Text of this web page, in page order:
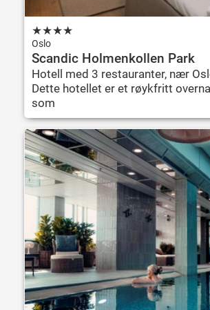
★★★★
Oslo
Scandic Holmenkollen Park
Hotell med 3 restauranter, nær
Dette hotellet er et røykfritt
som